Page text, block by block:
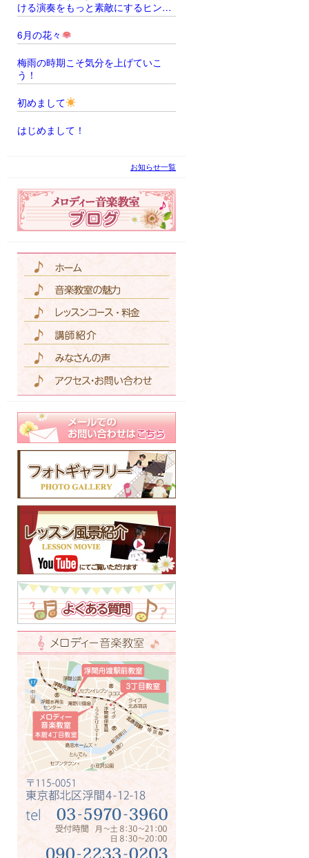
ける演奏をもっと素敵にするヒント
̖́‐
6月の花々
梅雨の時期こそ気分を上げていこ
う！
初めまして
はじめまして！
お知らせ一覧